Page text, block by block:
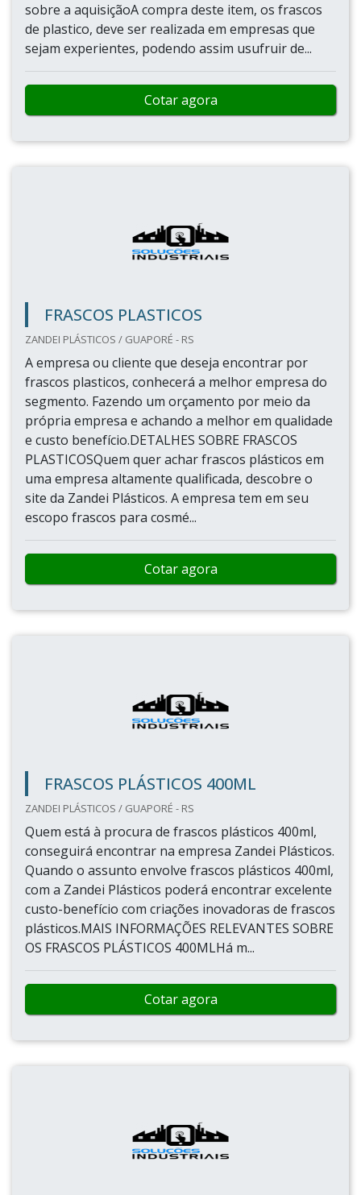
sobre a aquisiçãoA compra deste item, os frascos
de plastico, deve ser realizada em empresas que
sejam experientes, podendo assim usufruir de...
Cotar agora
FRASCOS PLASTICOS
ZANDEI PLÁSTICOS / GUAPORÉ - RS
A empresa ou cliente que deseja encontrar por
frascos plasticos, conhecerá a melhor empresa do
segmento. Fazendo um orçamento por meio da
própria empresa e achando a melhor em qualidade
e custo benefício.DETALHES SOBRE FRASCOS
PLASTICOSQuem quer achar frascos plásticos em
uma empresa altamente qualificada, descobre o
site da Zandei Plásticos. A empresa tem em seu
escopo frascos para cosmé...
Cotar agora
FRASCOS PLÁSTICOS 400ML
ZANDEI PLÁSTICOS / GUAPORÉ - RS
Quem está à procura de frascos plásticos 400ml,
conseguirá encontrar na empresa Zandei Plásticos.
Quando o assunto envolve frascos plásticos 400ml,
com a Zandei Plásticos poderá encontrar excelente
custo-benefício com criações inovadoras de frascos
plásticos.MAIS INFORMAÇÕES RELEVANTES SOBRE
OS FRASCOS PLÁSTICOS 400MLHá m...
Cotar agora